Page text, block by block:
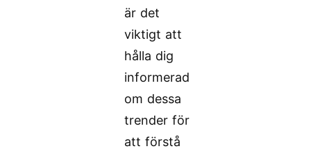
är det
viktigt att
hålla dig
informerad
om dessa
trender för
att förstå